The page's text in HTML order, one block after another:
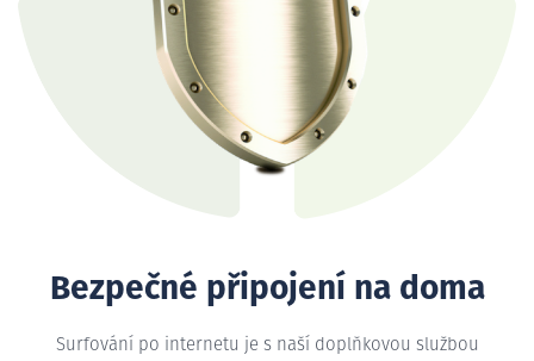
Bezpečné připojení na doma
Surfování po internetu je s naší doplňkovou službou